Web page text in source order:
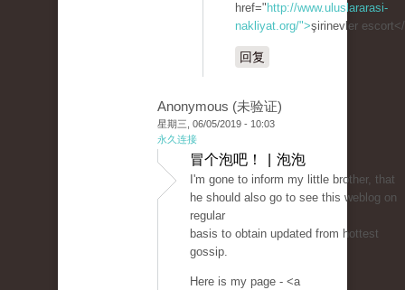
href=" http://www.uluslararasi-
nakliyat.org/">şirinevler
回复
Anonymous (未验证)
星期三, 06/05/2019 - 10:03
永久连接
冒个泡吧！ | 泡泡
I'm gone to inform my little brother, that
he should also go to see this weblog on
regular
basis to obtain updated from hottest
gossip.
Here is my page - <a